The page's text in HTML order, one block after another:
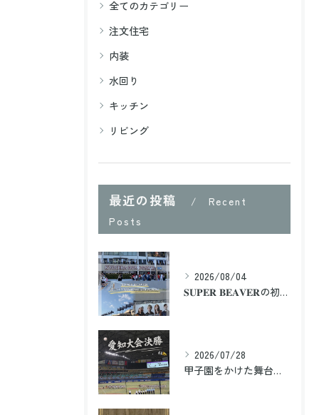
全てのカテゴリー
注文住宅
内装
水回り
キッチン
リビング
最近の投稿
Recent
Posts
2026/08/04
𝐒𝐔𝐏𝐄𝐑 𝐁𝐄𝐀𝐕𝐄𝐑の初のドームツアー2日目に大阪まで行...
2026/07/28
甲子園をかけた舞台、愛知大会の決勝を観に行ってきました⚾️